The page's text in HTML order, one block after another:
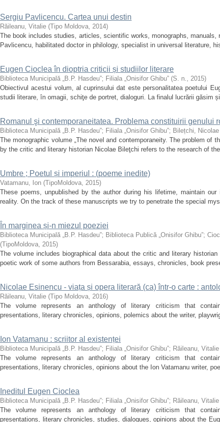
Sergiu Pavlicencu. Cartea unui destin
Răileanu, Vitalie (Tipo Moldova, 2014)
The book includes studies, articles, scientific works, monographs, manuals,
Pavlicencu, habilitated doctor in philology, specialist in universal literature,
Eugen Cioclea în dioptria criticii și studiilor literare
Biblioteca Municipală „B.P. Hasdeu”; Filiala „Onisifor Ghibu” (S. n., 2015)
Obiectivul acestui volum, al cuprinsului dat este personalitatea poetului
studii literare, în omagii, schiţe de portret, dialoguri. La finalul lucrării găsim
Romanul şi contemporaneitatea. Problema constituirii genului
Biblioteca Municipală „B.P. Hasdeu”; Filiala „Onisifor Ghibu”; Bilețchi, Nicolae
The monographic volume „The novel and contemporaneity. The problem of
by the critic and literary historian Nicolae Bileţchi refers to the research of
Umbre ; Poetul și imperiul : (poeme inedite)
Vatamanu, Ion (TipoMoldova, 2015)
These poems, unpublished by the author during his lifetime, maintain
reality. On the track of these manuscripts we try to penetrate the special
În marginea și-n miezul poeziei
Biblioteca Municipală „B.P. Hasdeu”; Biblioteca Publică „Onisifor Ghibu”;
(TipoMoldova, 2015)
The volume includes biographical data about the critic and literary
poetic work of some authors from Bessarabia, essays, chronicles, book
Nicolae Esinencu - viața și opera literară (ca) într-o carte :
Răileanu, Vitalie (Tipo Moldova, 2016)
The volume represents an anthology of literary criticism that
presentations, literary chronicles, opinions, polemics about the writer,
Ion Vatamanu : scriitor al existenței
Biblioteca Municipală „B.P. Hasdeu”; Filiala „Onisifor Ghibu”; Răileanu, Vitalie
The volume represents an anthology of literary criticism that
presentations, literary chronicles, opinions about the Ion Vatamanu writer,
Ineditul Eugen Cioclea
Biblioteca Municipală „B.P. Hasdeu”; Filiala „Onisifor Ghibu”; Răileanu, Vitalie
The volume represents an anthology of literary criticism that
presentations, literary chronicles, studies, dialogues, opinions about the